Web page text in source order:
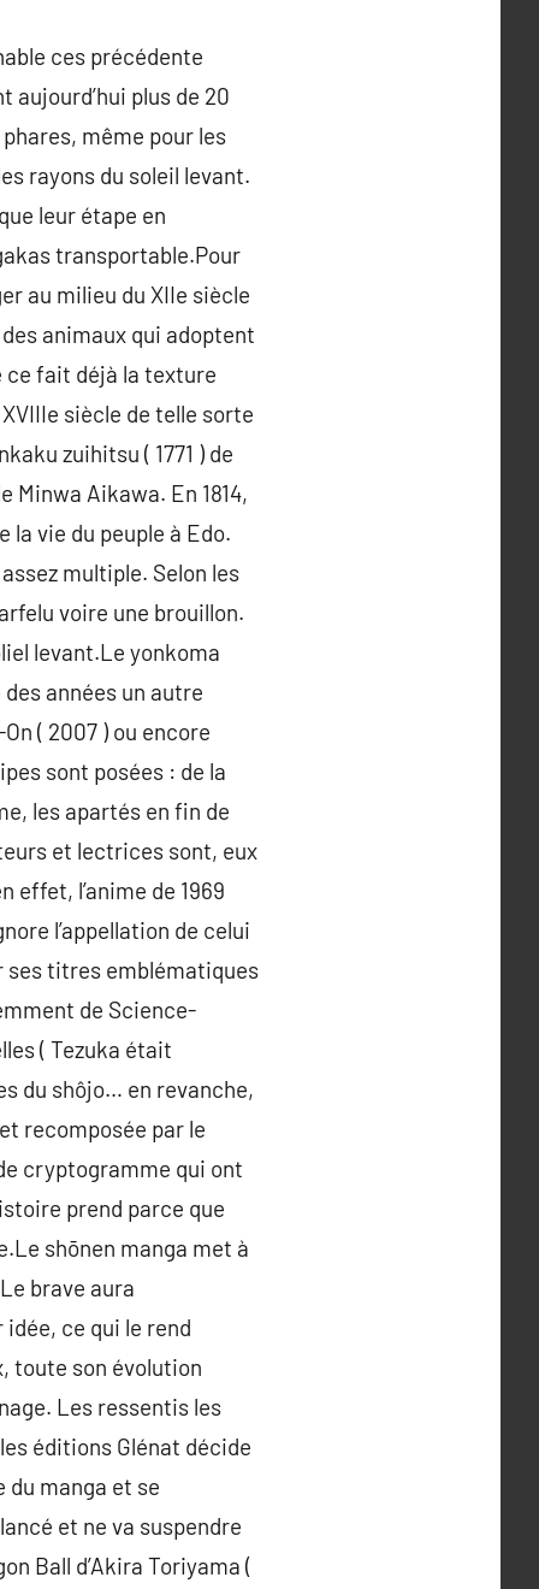
ces précédente
aujourd’hui plus de 20
même pour les
rayons du soleil levant.
leur étape en
transportable.Pour
au milieu du XIIe siècle
animaux qui adoptent
ce fait déjà la texture
siècle de telle sorte
zuihitsu ( 1771 ) de
Minwa Aikawa. En 1814,
la vie du peuple à Edo.
multiple. Selon les
voire une brouillon.
levant.Le yonkoma
années un autre
( 2007 ) ou encore
sont posées : de la
les apartés en fin de
et lectrices sont, eux
effet, l’anime de 1969
l’appellation de celui
ses titres emblématiques
de Science-
( Tezuka était
du shôjo… en revanche,
recomposée par le
cryptogramme qui ont
prend parce que
shōnen manga met à
brave aura
ce qui le rend
toute son évolution
Les ressentis les
éditions Glénat décide
manga et se
et ne va suspendre
Ball d’Akira Toriyama (